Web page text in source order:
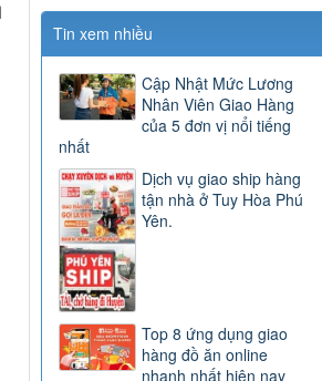
Tin xem nhiều
Cập Nhật Mức Lương
Nhân Viên Giao Hàng
của 5 đơn vị nổi tiếng
nhất
Dịch vụ giao ship hàng
tận nhà ở Tuy Hòa Phú
Yên.
Top 8 ứng dụng giao
hàng đồ ăn online
nhanh nhất hiện nay